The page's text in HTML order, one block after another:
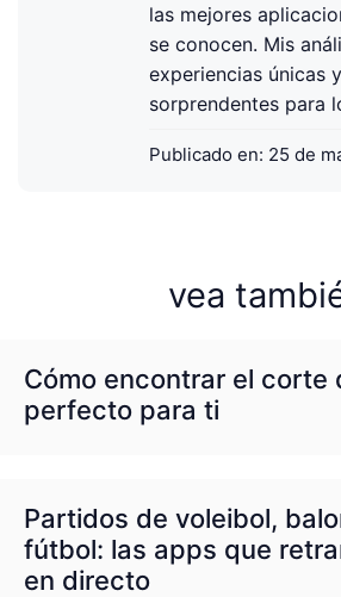
las mejores
se conocen. Mis
experiencias únicas
sorprendentes para
Publicado en: 25 de
vea
Cómo encontrar el corte
perfecto para ti
Partidos de voleibol,
fútbol: las apps que
en directo